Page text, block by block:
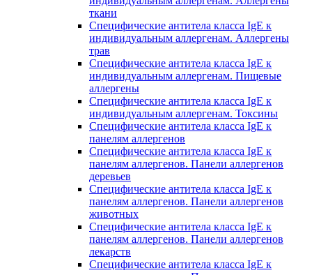
ткани
Специфические антитела класса IgE к
индивидуальным аллергенам. Аллергены
трав
Специфические антитела класса IgE к
индивидуальным аллергенам. Пищевые
аллергены
Специфические антитела класса IgE к
индивидуальным аллергенам. Токсины
Специфические антитела класса IgE к
панелям аллергенов
Специфические антитела класса IgE к
панелям аллергенов. Панели аллергенов
деревьев
Специфические антитела класса IgE к
панелям аллергенов. Панели аллергенов
животных
Специфические антитела класса IgE к
панелям аллергенов. Панели аллергенов
лекарств
Специфические антитела класса IgE к